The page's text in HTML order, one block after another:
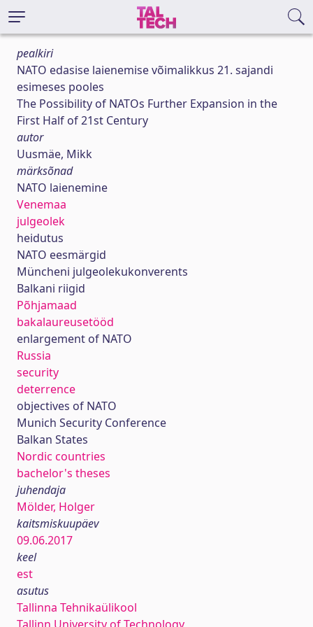
pealkiri
NATO edasise laienemise võimalikkus 21. sajandi
esimeses pooles
The Possibility of NATOs Further Expansion in the
First Half of 21st Century
autor
Uusmäe, Mikk
märksõnad
NATO laienemine
Venemaa
julgeolek
heidutus
NATO eesmärgid
Müncheni julgeolekukonverents
Balkani riigid
Põhjamaad
bakalaureusetööd
enlargement of NATO
Russia
security
deterrence
objectives of NATO
Munich Security Conference
Balkan States
Nordic countries
bachelor's theses
juhendaja
Mölder, Holger
kaitsmiskuupäev
09.06.2017
keel
est
asutus
Tallinna Tehnikaülikool